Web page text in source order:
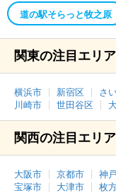
道の駅そらっと牧之原
関東の注目エリア
横浜市 新宿区 さ
川崎市
世田谷区
関西の注目エリア
大阪市 京都市 神
宝塚市
大津市 枚